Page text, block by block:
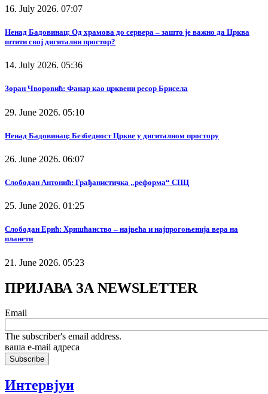
16. July 2026. 07:07
Ненад Бадовинац: Од храмова до сервера – зашто је важно да Црква
штити свој дигитални простор?
14. July 2026. 05:36
Зоран Чворовић: Фанар као црквени ресор Брисела
29. June 2026. 05:10
Ненад Бадовинац: Безбедност Цркве у дигиталном простору
26. June 2026. 06:07
Слободан Антонић: Грађанистичка „реформа“ СПЦ
25. June 2026. 01:25
Слободан Ерић: Хришћанство – највећа и најпрогоњенија вера на
планети
21. June 2026. 05:23
ПРИЈАВА ЗА NEWSLETTER
Email
The subscriber's email address.
ваша е-mail адреса
Интервјуи